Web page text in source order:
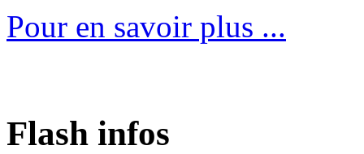
Pour en savoir plus ...
Flash infos